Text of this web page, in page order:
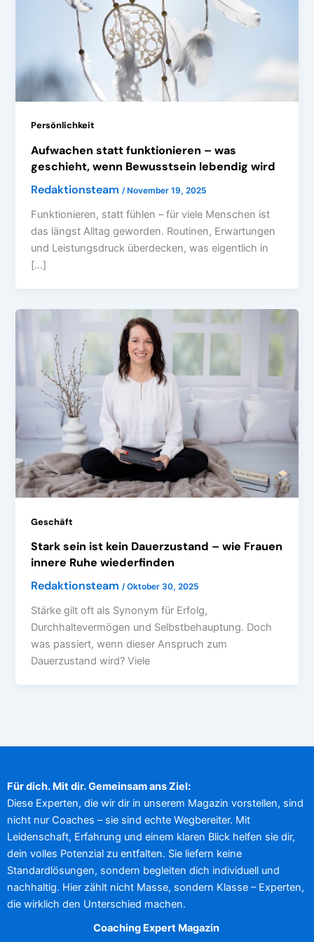
Persönlichkeit
Aufwachen statt funktionieren – was
geschieht, wenn Bewusstsein lebendig wird
Redaktionsteam/ November 19, 2025
Funktionieren, statt fühlen – für viele Menschen ist
das längst Alltag geworden. Routinen, Erwartungen
und Leistungsdruck überdecken, was eigentlich in
[…]
Geschäft
Stark sein ist kein Dauerzustand – wie Frauen
innere Ruhe wiederfinden
Redaktionsteam/Oktober 30, 2025
Stärke gilt oft als Synonym für Erfolg,
Durchhaltevermögen und Selbstbehauptung. Doch
was passiert, wenn dieser Anspruch zum
Dauerzustand wird? Viele
Für dich. Mit dir. Gemeinsam ans Ziel:
Diese Experten, die wir dir in unserem Magazin vorstellen, sind
nicht nur Coaches – sie sind echte Wegbereiter. Mit
Leidenschaft, Erfahrung und einem klaren Blick helfen sie dir,
dein volles Potenzial zu entfalten. Sie liefern keine
Standardlösungen, sondern begleiten dich individuell und
nachhaltig. Hier zählt nicht Masse, sondern Klasse – Experten,
die wirklich den Unterschied machen.
Coaching Expert Magazin